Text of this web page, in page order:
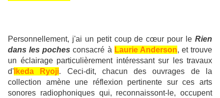
Personnellement, j'ai un petit coup de cœur pour le Rien
dans les poches consacré à Laurie Anderson, et trouve
un éclairage particulièrement intéressant sur les travaux
d' Ikeda Ryoji. Ceci-dit, chacun des ouvrages de la
collection amène une réflexion pertinente sur ces arts
sonores radiophoniques qui, reconnaissont-le, occupent